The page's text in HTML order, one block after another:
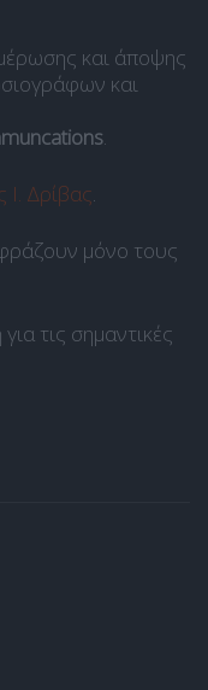
και άποψης
και
.
Ι. Δρίβας.
μόνο τους
τις σημαντικές